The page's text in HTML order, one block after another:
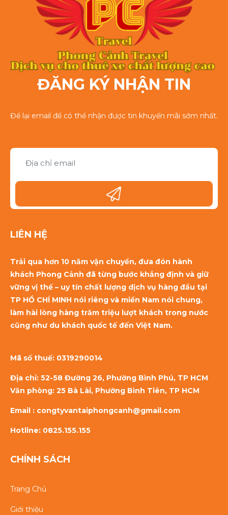
ĐĂNG KÝ NHẬN TIN
Để lại email để có thể nhận được tin khuyến mãi sớm nhất.
LIÊN HỆ
Trải qua hơn 10 năm vận chuyển, đưa đón hành
khách Phong Cảnh đã từng bước khẳng định và giữ
vững vị thế – uy tín chất lượng dịch vụ hàng đầu tại
TP HỒ CHÍ MINH nói riêng và miền Nam nói chung,
làm hài lòng hàng trăm triệu lượt khách trong nước
cũng như du khách quốc tế đến Việt Nam.
Mã số thuế: 0319290014
Địa chỉ: 52-58 Đường 26, Phường Bình Phú, TP HCM
Văn phòng: 25 Bà Lài, Phường Bình Tiên, TP HCM
Email : congtyvantaiphongcanh@gmail.com
Hotline: 0825.155.155
CHÍNH SÁCH
Trang Chủ
Giới thiệu